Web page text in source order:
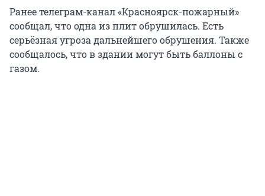
Ранее телеграм-канал «Красноярск-пожарный»
сообщал, что одна из плит обрушилась. Есть
серьёзная угроза дальнейшего обрушения. Также
сообщалось, что в здании могут быть баллоны с
газом.